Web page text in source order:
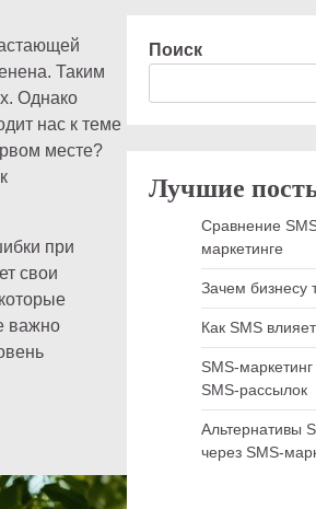
Таким
Однако
нас к теме
месте?
при
свои
важно
Поиск
Лучшие
Сравнение
маркетинге
Зачем бизнесу
Как SMS
SMS-
SMS-рассылок
Альтернативы
через SMS-